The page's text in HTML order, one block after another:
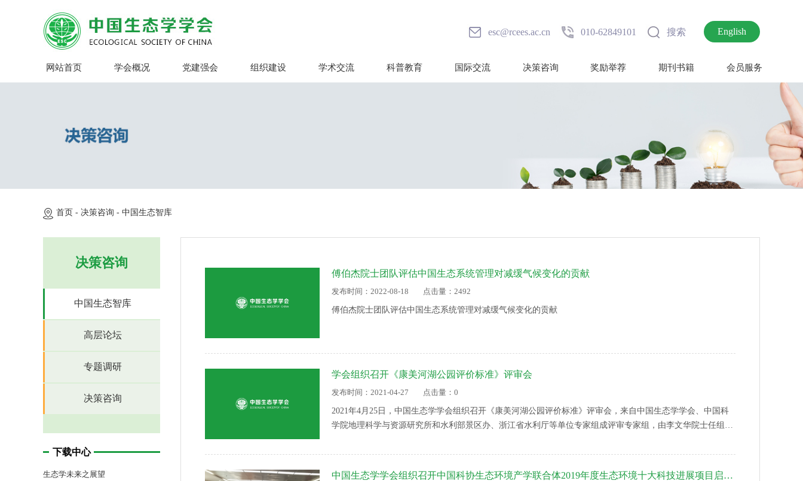
esc@rcees.ac.cn 010-62849101 搜索 English
网站首页 学会概况 党建强会 组织建设 学术交流 科普教育 国际交流 决策咨询 奖励举荐 期刊书籍 会员服务
首页 - 决策咨询 - 中国生态智库
决策咨询
中国生态智库
高层论坛
专题调研
决策咨询
下载中心
生态学未来之展望
傅伯杰院士团队评估中国生态系统管理对减缓气候变化的贡献
发布时间：2022-08-18 点击量：2492
傅伯杰院士团队评估中国生态系统管理对减缓气候变化的贡献
学会组织召开《康美河湖公园评价标准》评审会
发布时间：2021-04-27 点击量：0
2021年4月25日，中国生态学学会组织召开《康美河湖公园评价标准》评审会，来自中国生态学学会、中国科
学院地理科学与资源研究所和水利部景区办、浙江省水利厅等单位专家组成评审专家组，由李文华院士任组
中国生态学学会组织召开中国科协生态环境产学联合体2019年度生态环境十大科技进展项目启动暨专家咨询会